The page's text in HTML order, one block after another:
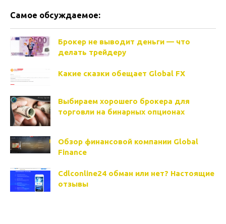
Самое обсуждаемое:
Брокер не выводит деньги — что
делать трейдеру
Какие сказки обещает Global FX
Выбираем хорошего брокера для
торговли на бинарных опционах
Обзор финансовой компании Global
Finance
Cdlconline24 обман или нет? Настоящие
отзывы